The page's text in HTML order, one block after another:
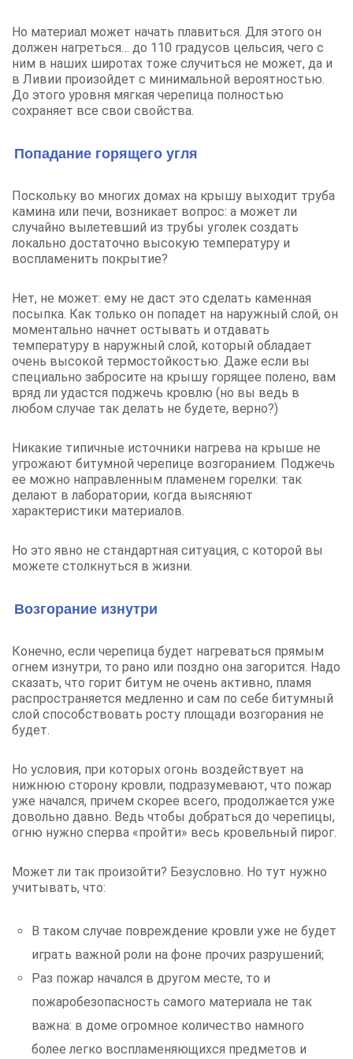
Но материал может начать плавиться. Для этого он
должен нагреться… до 110 градусов цельсия, чего с
ним в наших широтах тоже случиться не может, да и
в Ливии произойдет с минимальной вероятностью.
До этого уровня мягкая черепица полностью
сохраняет все свои свойства.
Попадание горящего угля
Поскольку во многих домах на крышу выходит труба
камина или печи, возникает вопрос: а может ли
случайно вылетевший из трубы уголек создать
локально достаточно высокую температуру и
воспламенить покрытие?
Нет, не может: ему не даст это сделать каменная
посыпка. Как только он попадет на наружный слой, он
моментально начнет остывать и отдавать
температуру в наружный слой, который обладает
очень высокой термостойкостью. Даже если вы
специально забросите на крышу горящее полено, вам
вряд ли удастся поджечь кровлю (но вы ведь в
любом случае так делать не будете, верно?)
Никакие типичные источники нагрева на крыше не
угрожают битумной черепице возгоранием. Поджечь
ее можно направленным пламенем горелки: так
делают в лаборатории, когда выясняют
характеристики материалов.
Но это явно не стандартная ситуация, с которой вы
можете столкнуться в жизни.
Возгорание изнутри
Конечно, если черепица будет нагреваться прямым
огнем изнутри, то рано или поздно она загорится. Надо
сказать, что горит битум не очень активно, пламя
распространяется медленно и сам по себе битумный
слой способствовать росту площади возгорания не
будет.
Но условия, при которых огонь воздействует на
нижнюю сторону кровли, подразумевают, что пожар
уже начался, причем скорее всего, продолжается уже
довольно давно. Ведь чтобы добраться до черепицы,
огню нужно сперва «пройти» весь кровельный пирог.
Может ли так произойти? Безусловно. Но тут нужно
учитывать, что:
В таком случае повреждение кровли уже не будет
играть важной роли на фоне прочих разрушений;
Раз пожар начался в другом месте, то и
пожаробезопасность самого материала не так
важна: в доме огромное количество намного
более легко воспламеняющихся предметов и